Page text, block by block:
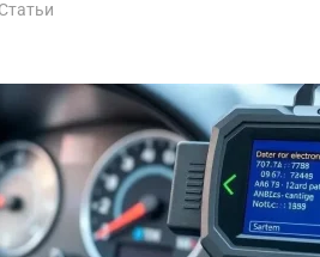
Статьи